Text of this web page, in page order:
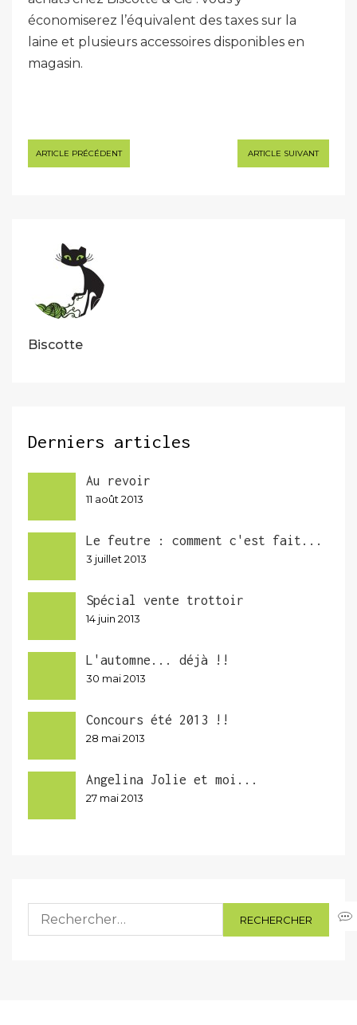
économiserez l’équivalent des taxes sur la
laine et plusieurs accessoires disponibles en
magasin.
Navigation
de
ARTICLE PRÉCÉDENT ARTICLE SUIVANT
Biscotte
Derniers articles
Au revoir
11 août 2013
Le feutre : comment c'est fait...
3 juillet 2013
Spécial vente trottoir
14 juin 2013
L'automne... déjà !!
30 mai 2013
Concours été 2013 !!
28 mai 2013
Angelina Jolie et moi...
27 mai 2013
Rechercher :